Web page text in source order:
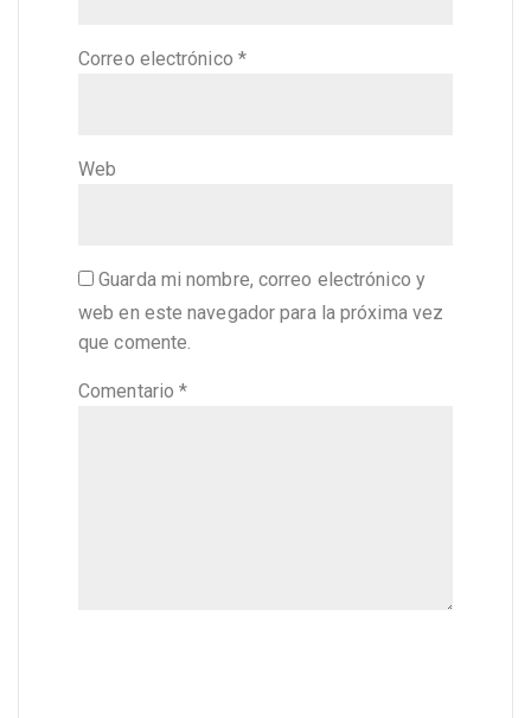
Correo electrónico *
Web
Guarda mi nombre, correo electrónico y
web en este navegador para la próxima vez
que comente.
Comentario*